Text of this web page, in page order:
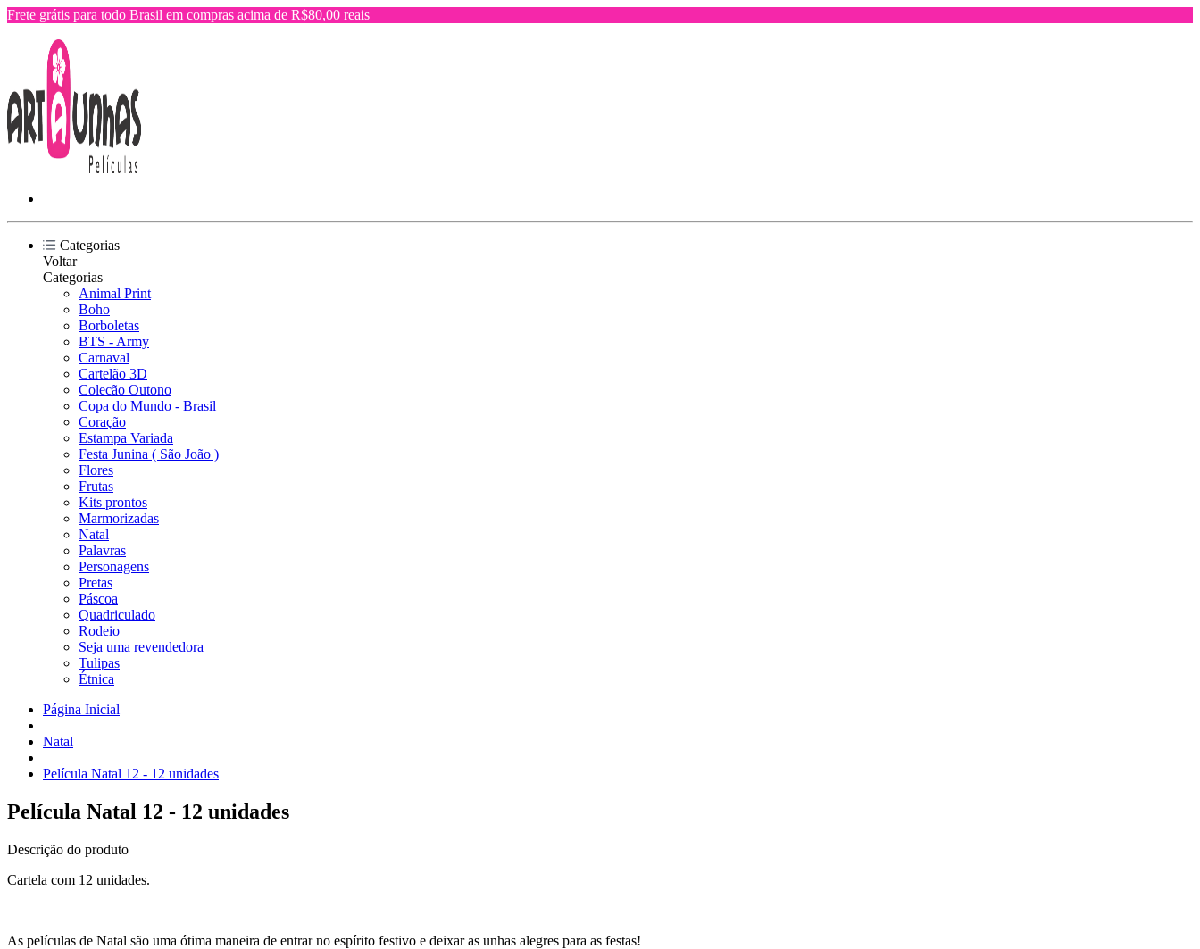
Frete grátis para todo Brasil em compras acima de R$80,00 reais
Categorias
Voltar
Categorias
Animal Print
Boho
Borboletas
BTS - Army
Carnaval
Cartelão 3D
Colecão Outono
Copa do Mundo - Brasil
Coração
Estampa Variada
Festa Junina ( São João )
Flores
Frutas
Kits prontos
Marmorizadas
Natal
Palavras
Personagens
Pretas
Páscoa
Quadriculado
Rodeio
Seja uma revendedora
Tulipas
Étnica
Página Inicial
Natal
Película Natal 12 - 12 unidades
Película Natal 12 - 12 unidades
Descrição do produto
Cartela com 12 unidades.
As películas de Natal são uma ótima maneira de entrar no espírito festivo e deixar as unhas alegres para as festas!